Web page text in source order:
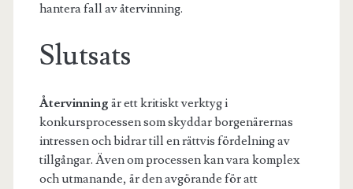
hantera fall av återvinning.
Slutsats
Återvinning är ett kritiskt verktyg i
konkursprocessen som skyddar borgenärernas
intressen och bidrar till en rättvis fördelning av
tillgångar. Även om processen kan vara komplex
och utmanande, är den avgörande för att